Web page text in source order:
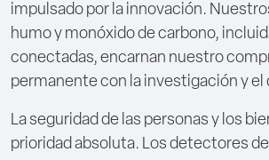
impulsado por la innovación.
humo y monóxido de carbono,
conectadas, encarnan nuestro
permanente con la investigación y el
La seguridad de las personas y los
prioridad absoluta. Los detectores